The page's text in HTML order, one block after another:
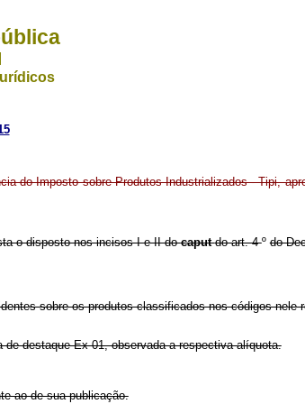
do Imposto sobre Produtos Industrializados - Tipi,
o disposto nos incisos I e II docaputdo art. 4ºdo
sobre os produtos classificados nos códigos nele
de destaque Ex 01, observada a respectiva alíquota.
ao de sua publicação.